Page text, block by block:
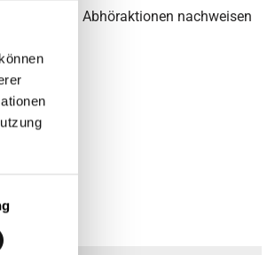
strafbaren Abhöraktionen nachweisen